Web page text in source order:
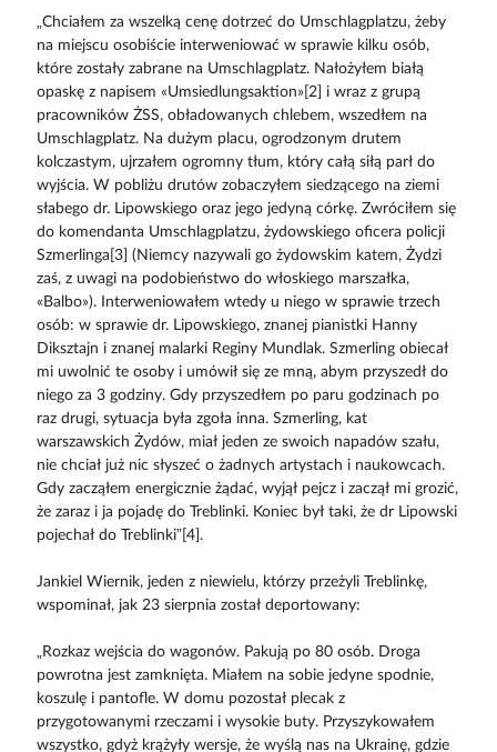
„Chciałem za wszelką cenę dotrzeć do Umschlagplatzu, żeby
na miejscu osobiście interweniować w sprawie kilku osób,
które zostały zabrane na Umschlagplatz. Nałożyłem białą
opaskę z napisem «Umsiedlungsaktion»[2] i wraz z grupą
pracowników ŻSS, obładowanych chlebem, wszedłem na
Umschlagplatz. Na dużym placu, ogrodzonym drutem
kolczastym, ujrzałem ogromny tłum, który całą siłą parł do
wyjścia. W pobliżu drutów zobaczyłem siedzącego na ziemi
słabego dr. Lipowskiego oraz jego jedyną córkę. Zwróciłem się
do komendanta Umschlagplatzu, żydowskiego oficera policji
Szmerlinga[3] (Niemcy nazywali go żydowskim katem, Żydzi
zaś, z uwagi na podobieństwo do włoskiego marszałka,
«Balbo»). Interweniowałem wtedy u niego w sprawie trzech
osób: w sprawie dr. Lipowskiego, znanej pianistki Hanny
Diksztajn i znanej malarki Reginy Mundlak. Szmerling obiecał
mi uwolnić te osoby i umówił się ze mną, abym przyszedł do
niego za 3 godziny. Gdy przyszedłem po paru godzinach po
raz drugi, sytuacja była zgoła inna. Szmerling, kat
warszawskich Żydów, miał jeden ze swoich napadów szału,
nie chciał już nic słyszeć o żadnych artystach i naukowcach.
Gdy zacząłem energicznie żądać, wyjął pejcz i zaczął mi grozić,
że zaraz i ja pojadę do Treblinki. Koniec był taki, że dr Lipowski
pojechał do Treblinki”[4].
Jankiel Wiernik, jeden z niewielu, którzy przeżyli Treblinkę,
wspominał, jak 23 sierpnia został deportowany:
„Rozkaz wejścia do wagonów. Pakują po 80 osób. Droga
powrotna jest zamknięta. Miałem na sobie jedyne spodnie,
koszulę i pantofle. W domu pozostał plecak z
przygotowanymi rzeczami i wysokie buty. Przyszykowałem
wszystko, gdyż krążyły wersje, że wyślą nas na Ukrainę, gdzie